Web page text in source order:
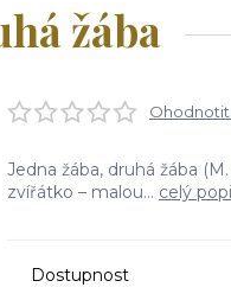
žába
Jedna žába, druhá žába
zvířátko – malou... celý
Dostupnost